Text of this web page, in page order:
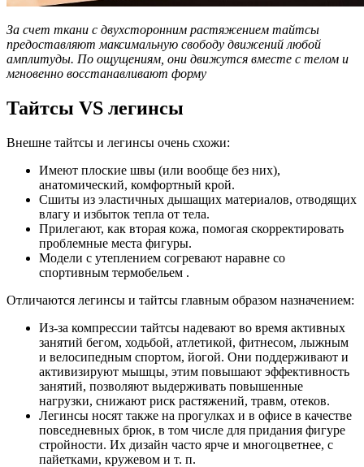
За счет ткани с двухсторонним растяжением тайтсы
предоставляют максимальную свободу движений любой
амплитуды. По ощущениям, они движутся вместе с телом и
мгновенно восстанавливают форму
Тайтсы VS легинсы
Внешне тайтсы и легинсы очень схожи:
Имеют плоские швы (или вообще без них),
анатомический, комфортный крой.
Сшиты из эластичных дышащих материалов, отводящих
влагу и избыток тепла от тела.
Прилегают, как вторая кожа, помогая скорректировать
проблемные места фигуры.
Модели с утеплением согревают наравне со
спортивным термобельем .
Отличаются легинсы и тайтсы главным образом назначением:
Из-за компрессии тайтсы надевают во время активных
занятий бегом, ходьбой, атлетикой, фитнесом, лыжным
и велосипедным спортом, йогой. Они поддерживают и
активизируют мышцы, этим повышают эффективность
занятий, позволяют выдерживать повышенные
нагрузки, снижают риск растяжений, травм, отеков.
Легинсы носят также на прогулках и в офисе в качестве
повседневных брюк, в том числе для придания фигуре
стройности. Их дизайн часто ярче и многоцветнее, с
пайетками, кружевом и т. п.